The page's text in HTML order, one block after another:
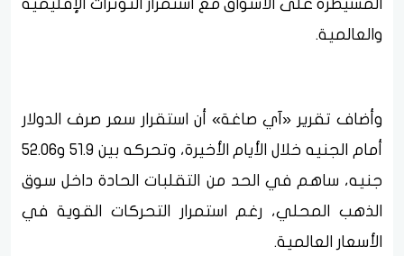
المسيطرة على الأسواق مع استمرار التوترات الإقليمية
والعالمية.
وأضاف تقرير «آي صاغة» أن استقرار سعر صرف الدولار
أمام الجنيه خلال الأيام الأخيرة، وتحركه بين 51.9 و52.06
جنيه، ساهم في الحد من التقلبات الحادة داخل سوق
الذهب المحلي، رغم استمرار التحركات القوية في
الأسعار العالمية.